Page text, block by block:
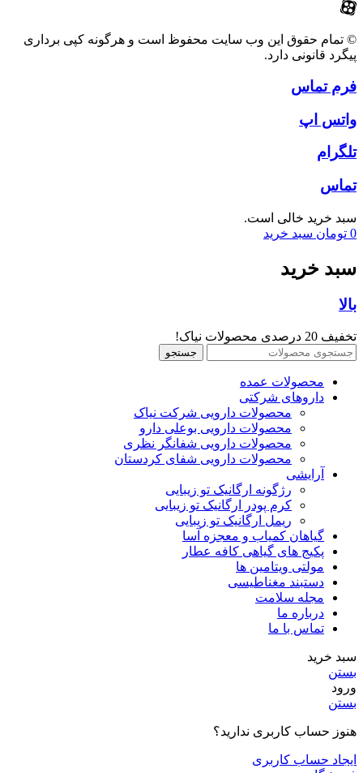
© تمام حقوق این وب سایت محفوظ است و هرگونه کپی برداری
پیگرد قانونی دارد.
فرم تماس
واتس اپ
تلگرام
تماس
سبد خرید خالی است.
0 تومان سبد خرید
سبد خرید
بالا
تخفیف 20 درصدی محصولات نیاک!
جستجو
محصولات عمده
داروهای شرکتی
محصولات دارویی شرکت نیاک
محصولات دارویی بوعلی دارو
محصولات دارویی شفانگر نظری
محصولات دارویی شفای کردستان
آرایشی
رژگونه ارگانیک تو زیبایی
کرم پودر ارگانیک تو زیبایی
ریمل ارگانیک تو زیبایی
گیاهان کمیاب و معجزه آسا
پکیج های گیاهی کافه عطار
مولتی ویتامین ها
دستبند مغناطیسی
مجله سلامت
درباره ما
تماس با ما
سبد خرید
بستن
ورود
بستن
هنوز حساب کاربری ندارید؟
ایجاد حساب کاربری